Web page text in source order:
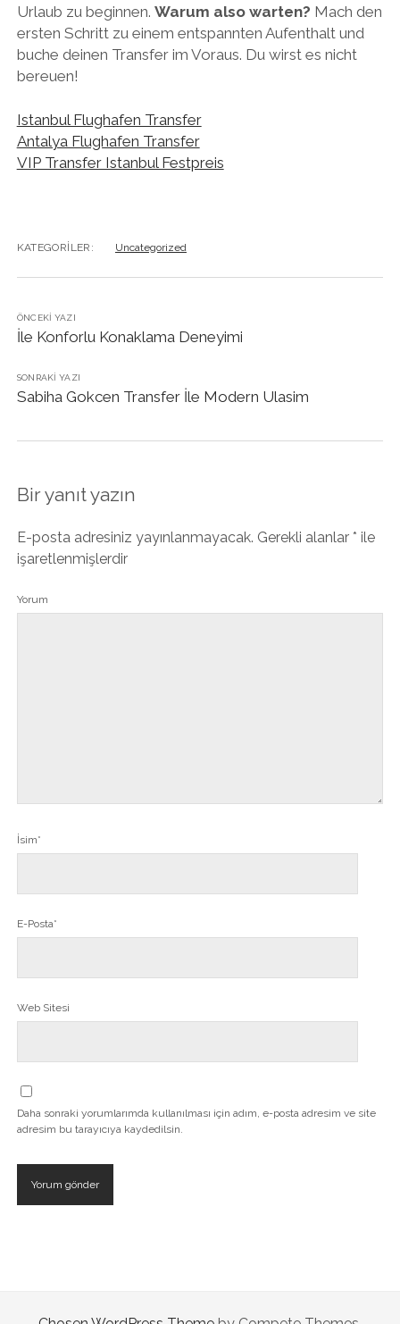
Urlaub zu beginnen. Warum also warten? Mach den
ersten Schritt zu einem entspannten Aufenthalt und
buche deinen Transfer im Voraus. Du wirst es nicht
bereuen!
Istanbul Flughafen Transfer
Antalya Flughafen Transfer
VIP Transfer Istanbul Festpreis
KATEGORILER: Uncategorized
ÖNCEKI YAZI
İle Konforlu Konaklama Deneyimi
SONRAKI YAZI
Sabiha Gokcen Transfer İle Modern Ulasim
Bir yanıt yazın
E-posta adresiniz yayınlanmayacak. Gerekli alanlar * ile
işaretlenmişlerdir
Yorum
İsim*
E-Posta*
Web Sitesi
Daha sonraki yorumlarımda kullanılması için adım, e-posta adresim ve site
adresim bu tarayıcıya kaydedilsin.